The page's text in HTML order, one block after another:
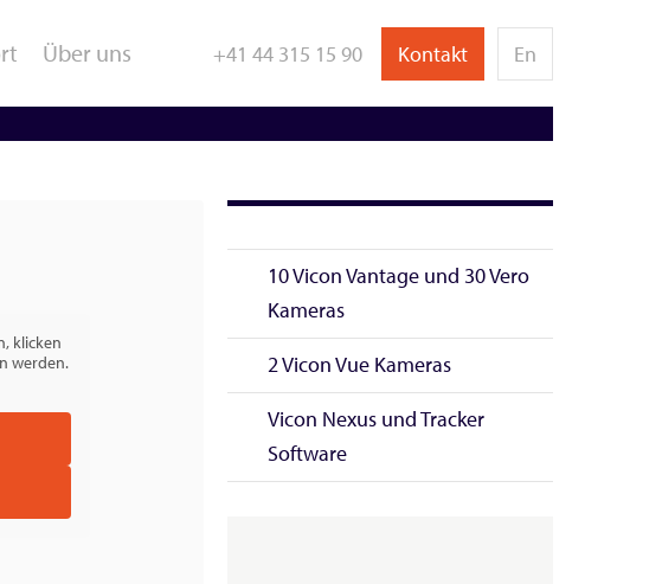
Engineering
Reality
Über uns +41 44 315 15 90 Kontakt En
klicken
werden.
10 Vicon Vantage und 30 Vero
Kameras
2 Vicon Vue Kameras
Vicon Nexus und Tracker
Software